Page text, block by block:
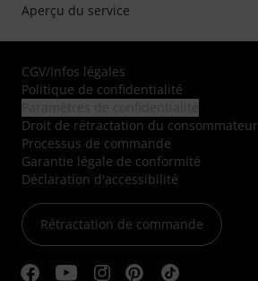
Aperçu du service
CGV/Infos légales
Politique de confidentialité
Droit de rétractation du consommateur
Processus de commande
Garantie légale de conformité
Déclaration d'accessibilité
Rétractation de commande